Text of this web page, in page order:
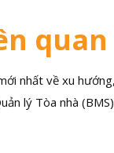
quan
nhất về xu
lý Tòa nhà